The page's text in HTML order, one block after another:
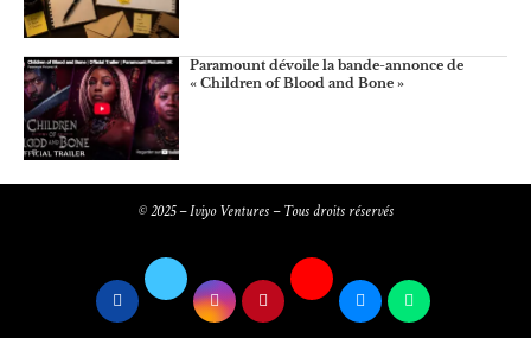
Paramount dévoile la bande-annonce de
« Children of Blood and Bone »
© 2025 – Iviyo Ventures – Tous droits réservés